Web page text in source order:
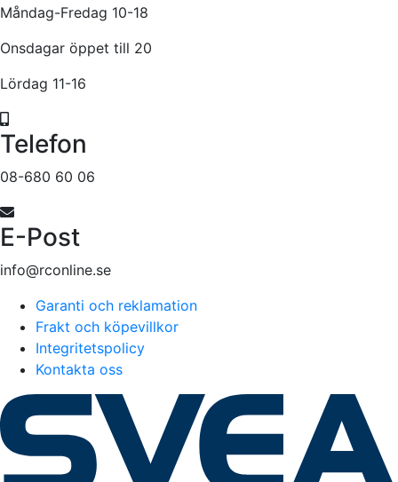
Måndag-Fredag 10-18
Onsdagar öppet till 20
Lördag 11-16
Telefon
08-680 60 06
E-Post
info@rconline.se
Garanti och reklamation
Frakt och köpevillkor
Integritetspolicy
Kontakta oss